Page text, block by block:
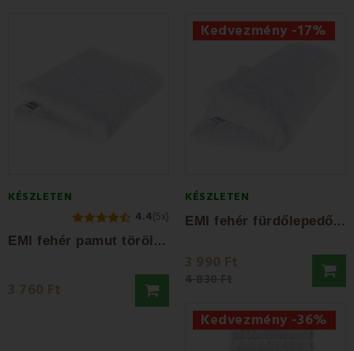
KÉSZLETEN
4.4(5x)
E
MI fehér pamut törölköző 50x90 cm
3 760 Ft
Kedvezmény -17%
KÉSZLETEN
E
MI fehér fürdőlepedő 70 x 140 cm
3 990 Ft
Kedvezmény -36%